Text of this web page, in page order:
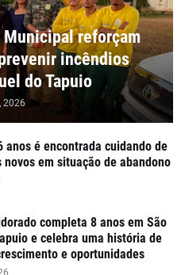
Municipal reforçam
incêndios
do Tapuio
2026
anos é encontrada cuidando de
novos em situação de abandono
completa 8 anos em São
e celebra uma história de
e oportunidades